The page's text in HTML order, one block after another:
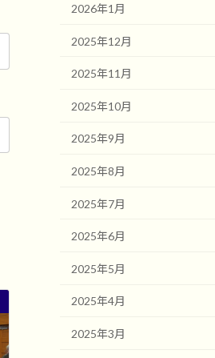
2026年1月
2025年12月
2025年11月
2025年10月
2025年9月
2025年8月
2025年7月
2025年6月
2025年5月
2025年4月
2025年3月